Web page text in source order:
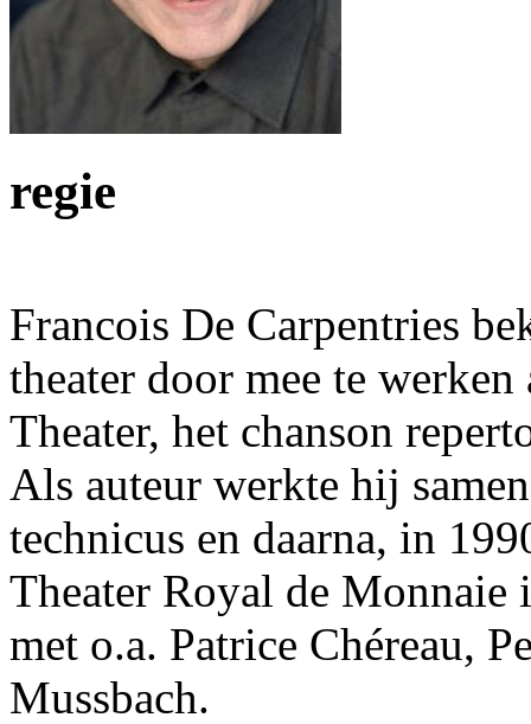
regie
Francois De Carpentries
theater door mee te
Theater, het chanson
Als auteur werkte hij
technicus en daarna, in
Theater Royal de Monnaie
met o.a. Patrice Chéreau,
Mussbach.